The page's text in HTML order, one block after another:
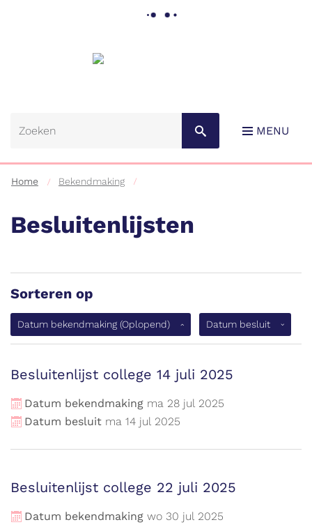
MENU
Home Bekendmaking
Besluitenlijsten
Sorteren op
Datum bekendmaking (Oplopend) Datum besluit
Besluitenlijst college 14 juli 2025
Datum bekendmaking ma 28 jul 2025
Datum besluit ma 14 jul 2025
Besluitenlijst college 22 juli 2025
Datum bekendmaking wo 30 jul 2025